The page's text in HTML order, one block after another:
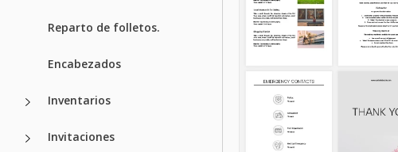
Reparto de folletos.
Encabezados
Inventarios
Invitaciones